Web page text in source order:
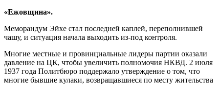
«Ежовщина».
Меморандум Эйхе стал последней каплей, переполнившей
чашу, и ситуация начала выходить из-под контроля.
Многие местные и провинциальные лидеры партии оказали
давление на ЦК, чтобы увеличить полномочия НКВД. 2 июля
1937 года Политбюро поддержало утверждение о том, что
многие бывшие кулаки, возвращавшиеся по месту жительства